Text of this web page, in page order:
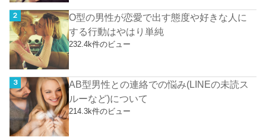
O型の男性が恋愛で出す態度や好きな人に
する行動はやはり単純
232.4k件のビュー
AB型男性との連絡での悩み(LINEの未読ス
ルーなど)について
214.3k件のビュー